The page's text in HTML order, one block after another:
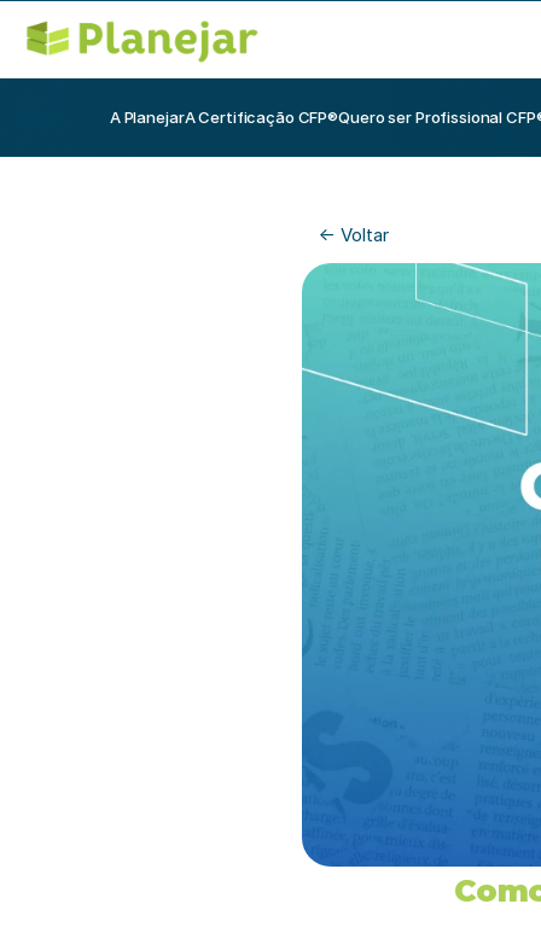
A PlanejarA Certificação CFP®Quero ser Profissional
<- Voltar